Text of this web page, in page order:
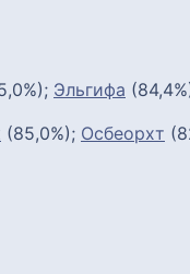
Эльгифа
(85,0%); Осбеорхт